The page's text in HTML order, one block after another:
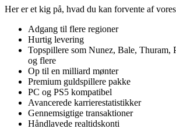
Her er et kig på, hvad du kan forvente af
Adgang til flere regioner
Hurtig levering
Topspillere som Nunez, Bale, Thuram,
og flere
Op til en milliard mønter
Premium guldspillere pakke
PC og PS5 kompatibel
Avancerede karrierestatistikker
Gennemsigtige transaktioner
Håndlavede realtidskonti